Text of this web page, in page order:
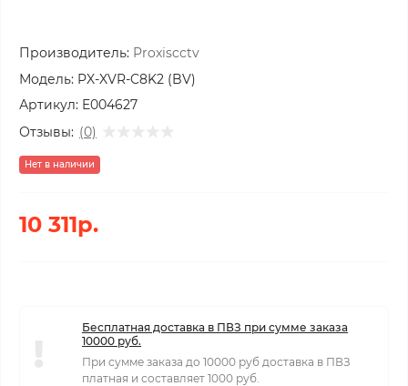
Производитель: Proxiscctv
Модель: PX-XVR-C8K2 (BV)
Артикул: E004627
Отзывы: (0)
Нет в наличии
10 311р.
Бесплатная доставка в ПВЗ при сумме заказа
10000 руб.
При сумме заказа до 10000 руб доставка в ПВЗ
платная и составляет 1000 руб.